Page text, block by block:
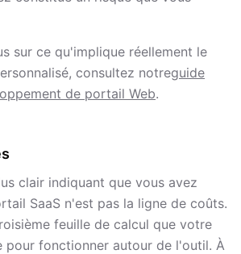
sur ce qu'implique réellement le
consultez notreguide
de portail Web.
clair indiquant que vous avez
SaaS n'est pas la ligne de coûts.
feuille de calcul que votre
pour fonctionner autour de l'outil. À